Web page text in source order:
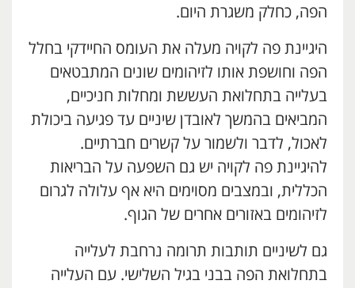
הפה, כחלק משגרת היום.
היגיינת פה לקויה מעלה את העומס החיידקי בחלל
הפה וחושפת אותו לזיהומים שונים המתבטאים
בעלייה בתחלואת העששת ומחלות חניכיים,
המביאים בהמשך לאובדן שיניים עד פגיעה ביכולת
לאכול, לדבר ולשמור על קשרים חברתיים.
להיגיינת פה לקויה יש גם השפעה על הבריאות
הכללית, ובמצבים מסוימים היא אף עלולה לגרום
לזיהומים באזורים אחרים של הגוף.
גם לשיניים תותבות תרומה נרחבת לעלייה
בתחלואת הפה בבני בגיל השלישי. עם העלייה